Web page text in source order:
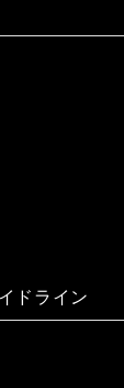
ドライン